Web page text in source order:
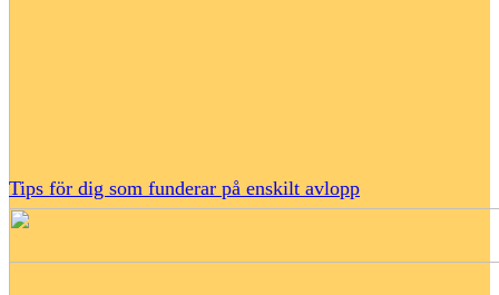
Tips för dig som funderar på enskilt avlopp